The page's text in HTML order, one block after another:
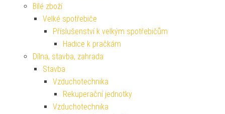
Bílé zboží
Velké spotřebiče
Příslušenství k velkým spotřebičům
Hadice k pračkám
Dílna, stavba, zahrada
Stavba
Vzduchotechnika
Rekuperační jednotky
Vzduchotechnika